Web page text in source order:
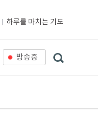
하루를 마치는 기도
방송중